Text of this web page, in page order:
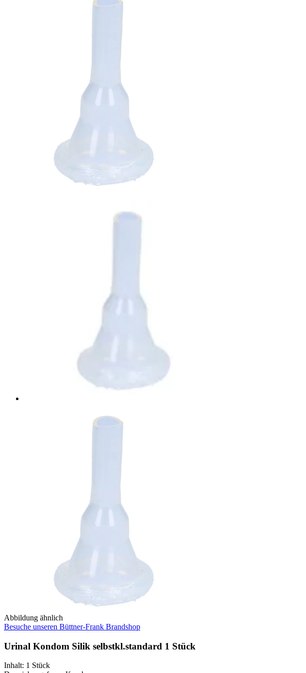
Abbildung ähnlich
Besuche unseren Büttner-Frank Brandshop
Urinal Kondom Silik selbstkl.standard 1 Stück
Inhalt: 1 Stück